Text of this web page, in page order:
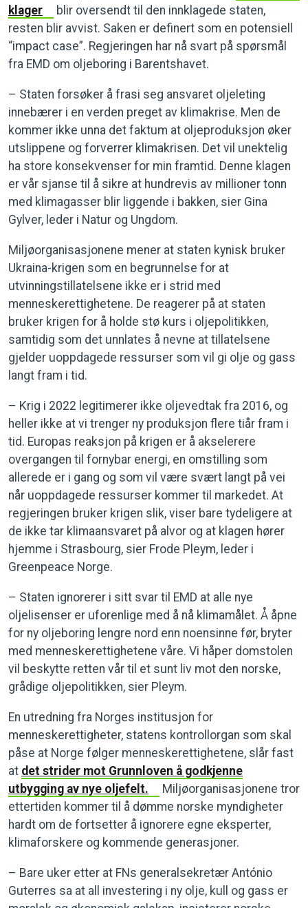
klager
blir oversendt til den innklagede staten,
resten blir avvist. Saken er definert som en potensiell
“impact case”. Regjeringen har nå svart på spørsmål
fra EMD om oljeboring i Barentshavet.
– Staten forsøker å frasi seg ansvaret oljeleting
innebærer i en verden preget av klimakrise. Men de
kommer ikke unna det faktum at oljeproduksjon øker
utslippene og forverrer klimakrisen. Det vil unektelig
ha store konsekvenser for min framtid. Denne klagen
er vår sjanse til å sikre at hundrevis av millioner tonn
med klimagasser blir liggende i bakken, sier Gina
Gylver, leder i Natur og Ungdom.
Miljøorganisasjonene mener at staten kynisk bruker
Ukraina-krigen som en begrunnelse for at
utvinningstillatelsene ikke er i strid med
menneskerettighetene. De reagerer på at staten
bruker krigen for å holde stø kurs i oljepolitikken,
samtidig som det unnlates å nevne at tillatelsene
gjelder uoppdagede ressurser som vil gi olje og gass
langt fram i tid.
– Krig i 2022 legitimerer ikke oljevedtak fra 2016, og
heller ikke at vi trenger ny produksjon flere tiår fram i
tid. Europas reaksjon på krigen er å akselerere
overgangen til fornybar energi, en omstilling som
allerede er i gang og som vil være svært langt på vei
når uoppdagede ressurser kommer til markedet. At
regjeringen bruker krigen slik, viser bare tydeligere at
de ikke tar klimaansvaret på alvor og at klagen hører
hjemme i Strasbourg, sier Frode Pleym, leder i
Greenpeace Norge.
– Staten ignorerer i sitt svar til EMD at alle nye
oljelisenser er uforenlige med å nå klimamålet. Å åpne
for ny oljeboring lengre nord enn noensinne før, bryter
med menneskerettighetene våre. Vi håper domstolen
vil beskytte retten vår til et sunt liv mot den norske,
grådige oljepolitikken, sier Pleym.
En utredning fra Norges institusjon for
menneskerettigheter, statens kontrollorgan som skal
påse at Norge følger menneskerettighetene, slår fast
at det strider mot Grunnloven å godkjenne
utbygging av nye oljefelt.
Miljøorganisasjonene tror
ettertiden kommer til å dømme norske myndigheter
hardt om de fortsetter å ignorere egne eksperter,
klimaforskere og kommende generasjoner.
– Bare uker etter at FNs generalsekretær António
Guterres sa at all investering i ny olje, kull og gass er